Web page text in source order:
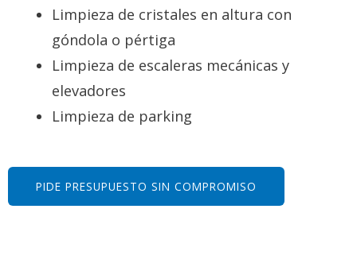
Limpieza de cristales en altura con
góndola o pértiga
Limpieza de escaleras mecánicas y
elevadores
Limpieza de parking
PIDE PRESUPUESTO SIN COMPROMISO